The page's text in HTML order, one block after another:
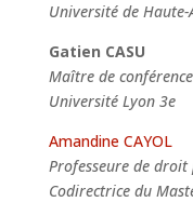
Université de Haute-
Gatien CASU
Maître de
Université Lyon 3e
Amandine CAYOL
Professeure de
Codirectrice du